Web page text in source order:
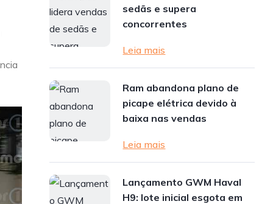
sedãs e supera
concorrentes
Leia mais
Ram abandona plano de
picape elétrica devido à
baixa nas vendas
Leia mais
Lançamento GWM Haval
H9: lote inicial esgota em